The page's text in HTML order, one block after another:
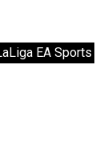
EA Sports